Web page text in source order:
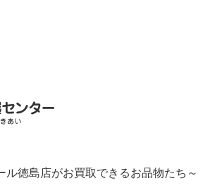
ル徳島店がお買取できるお品物たち～